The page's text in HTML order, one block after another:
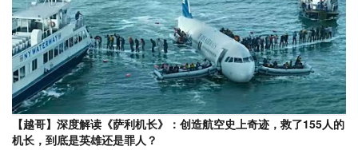
【越哥】深度解读《萨利机长》：创造航空史上奇迹，救了155人的
机长，到底是英雄还是罪人？